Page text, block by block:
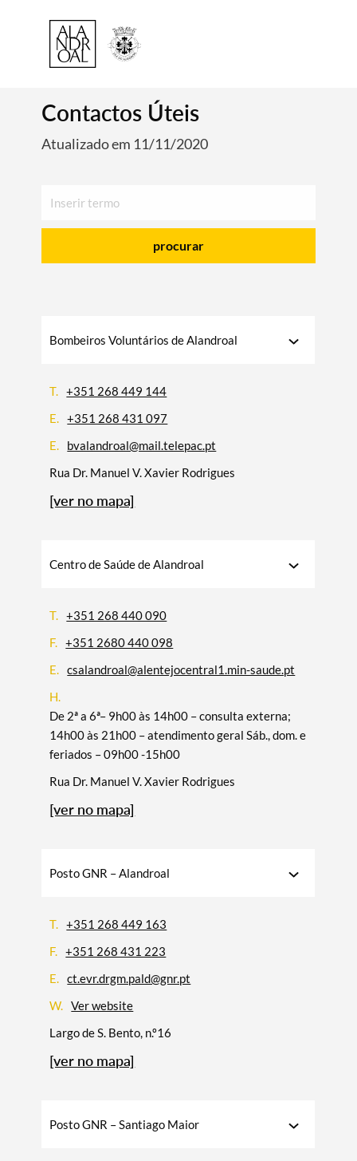
Termo de Pesquisa
Contactos Úteis
Atualizado em 11/11/2020
procurar
Bombeiros Voluntários de Alandroal
T. +351 268 449 144
E. +351 268 431 097
E.
bvalandroal@mail.telepac.pt
Rua Dr. Manuel V. Xavier Rodrigues
[ver no mapa]
Centro de Saúde de Alandroal
T. +351 268 440 090
F. +351 2680 440 098
E. csalandroal@alentejocentral1.min-saude.pt
H.
De 2ª a 6ª– 9h00 às 14h00 – consulta externa;
14h00 às 21h00 – atendimento geral Sáb., dom. e
feriados – 09h00 -15h00
Rua Dr. Manuel V. Xavier Rodrigues
[ver no mapa]
Posto GNR – Alandroal
T. +351 268 449 163
F. +351 268 431 223
E. ct.evr.drgm.pald@gnr.pt
W. Ver website
Largo de S. Bento, n.º16
[ver no mapa]
Posto GNR – Santiago Maior